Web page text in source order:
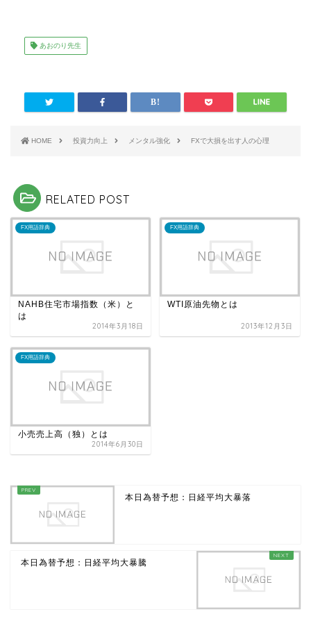
あおのり先生
HOME 投資力向上 メンタル強化 FXで大損を出す人の心理
RELATED POST
FX用語辞典
NAHB住宅市場指数（米）と
は
2014年3月18日
FX用語辞典
WTI原油先物とは
2013年12月3日
FX用語辞典
小売売上高（独）とは
2014年6月30日
本日為替予想：日経平均大暴落
本日為替予想：日経平均大暴騰